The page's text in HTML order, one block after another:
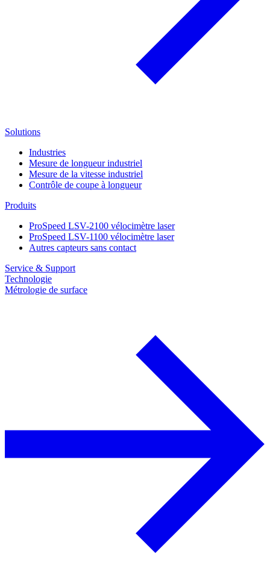
Solutions
Industries
Mesure de longueur industriel
Mesure de la vitesse industriel
Contrôle de coupe à longueur
Produits
ProSpeed LSV-2100 vélocimètre laser
ProSpeed LSV-1100 vélocimètre laser
Autres capteurs sans contact
Service & Support
Technologie
Métrologie de surface